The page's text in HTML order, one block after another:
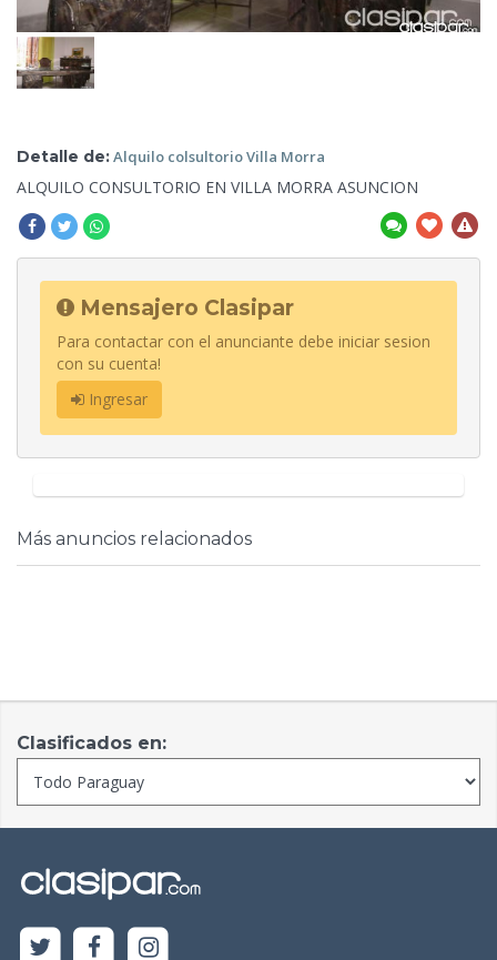
Detalle de:Alquilo colsultorio Villa Morra
ALQUILO CONSULTORIO EN VILLA MORRA ASUNCION
Mensajero Clasipar
Para contactar con el anunciante debe iniciar sesion
con su cuenta!
Ingresar
Más anuncios relacionados
Clasificados en: